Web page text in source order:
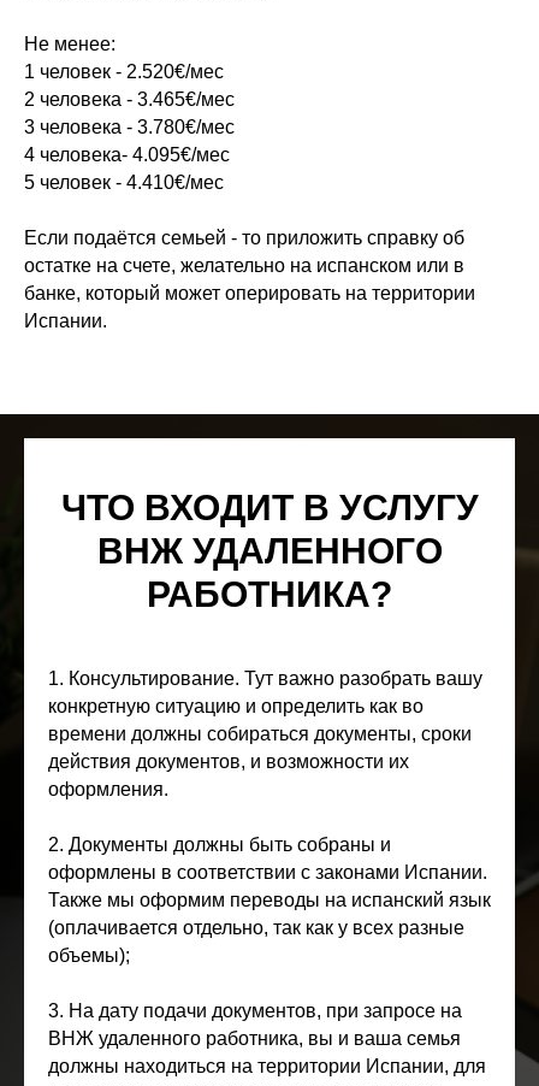
Не менее:
1 человек - 2.520€/мес
2 человека - 3.465€/мес
3 человека - 3.780€/мес
4 человека- 4.095€/мес
5 человек - 4.410€/мес
Если подаётся семьей - то приложить справку об
остатке на счете, желательно на испанском или в
банке, который может оперировать на территории
Испании.
ЧТО ВХОДИТ В УСЛУГУ
ВНЖ УДАЛЕННОГО
РАБОТНИКА?
1. Консультирование. Тут важно разобрать вашу
конкретную ситуацию и определить как во
времени должны собираться документы, сроки
действия документов, и возможности их
оформления.
2. Документы должны быть собраны и
оформлены в соответствии с законами Испании.
Также мы оформим переводы на испанский язык
(оплачивается отдельно, так как у всех разные
объемы);
3. На дату подачи документов, при запросе на
ВНЖ удаленного работника, вы и ваша семья
должны находиться на территории Испании, для